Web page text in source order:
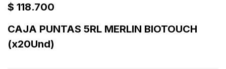
$ 118.700
CAJA PUNTAS 5RL MERLIN BIOTOUCH
(x20Und)